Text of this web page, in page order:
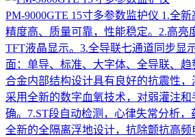
PM-9000GTE 15寸多参数监护仪 1.全
精度高、质量可靠，性能稳定。2.高亮
TFT液晶显示。3.全导联七通道同步显
面：单导、标准、大字体、全导联、
合金内部结构设计具有良好的抗震性，
采用全新的数字血氧技术，对弱灌注
确。7.ST段自动检测，心律失常分析，
全新的全隔离浮地设计，抗除颤抗高